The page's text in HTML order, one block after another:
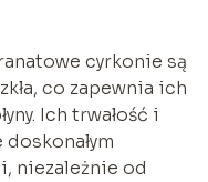
cyrkonie są
co zapewnia ich
Ich trwałość i
niezależnie od